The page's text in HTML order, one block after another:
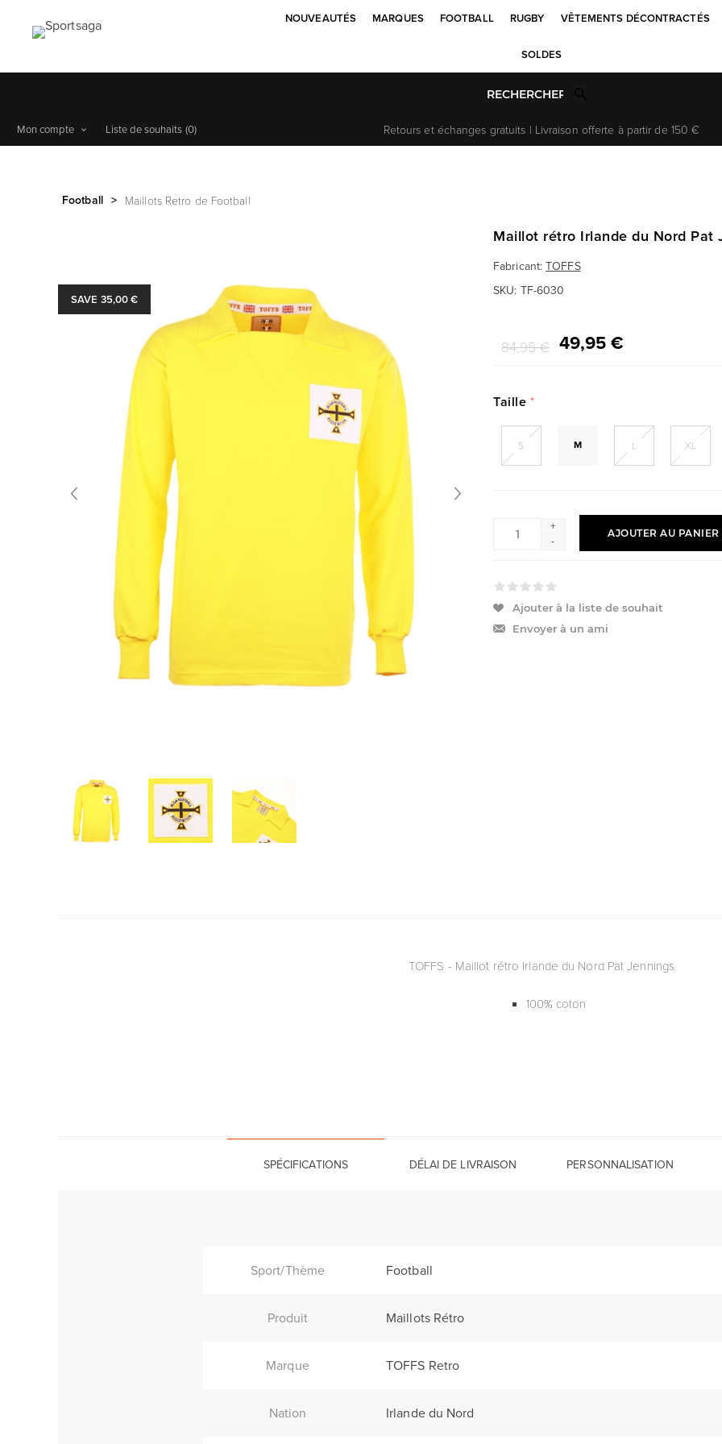
NOUVEAUTÉS MARQUES FOOTBALL RUGBY VÊTEMENTS DÉCONTRACTÉS
SOLDES
Retours et échanges gratuits | Livraison offerte à partir de 150 €
Mon compte Liste de souhaits (0)
Football > Maillots Retro de Football
SAVE 35,00 €
Maillot rétro Irlande du Nord Pat
Fabricant:TOFFS
SKU: TF-6030
84,95 € 49,95 €
Taille *
S M L XL
+
-
AJOUTER AU PANIER
Ajouter à la liste de souhait
Envoyer à un ami
TOFFS - Maillot rétro Irlande du Nord Pat Jennings
100% coton
SPÉCIFICATIONS DÉLAI DE LIVRAISON PERSONNALISATION
Sport/Thème Football
Produit Maillots Rétro
Marque TOFFS Retro
Nation Irlande du Nord